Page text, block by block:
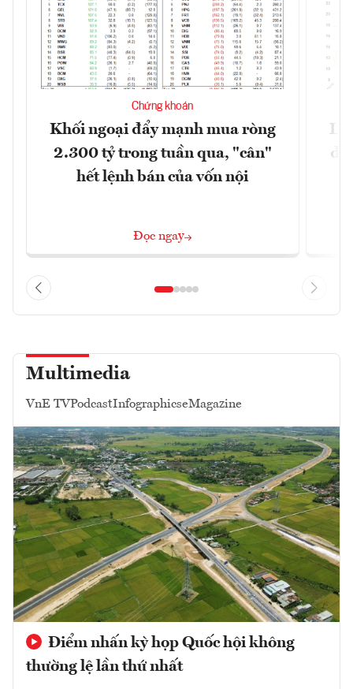
Chứng khoán
Khối ngoại đẩy mạnh mua ròng
2.300 tỷ trong tuần qua, "cân"
hết lệnh bán của vốn nội
Đọc ngay
Multimedia
VnE TVPodcastInfographicseMagazine
Điểm nhấn kỳ họp Quốc hội không
thường lệ lần thứ nhất